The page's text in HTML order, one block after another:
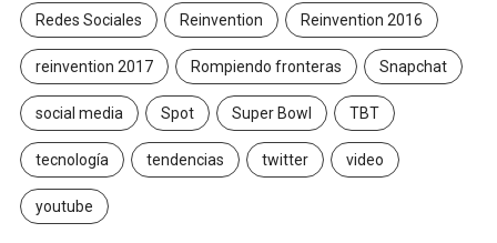
Redes Sociales Reinvention Reinvention 2016
reinvention 2017 Rompiendo fronteras Snapchat
social media Spot Super Bowl TBT
tecnología tendencias twitter video
youtube